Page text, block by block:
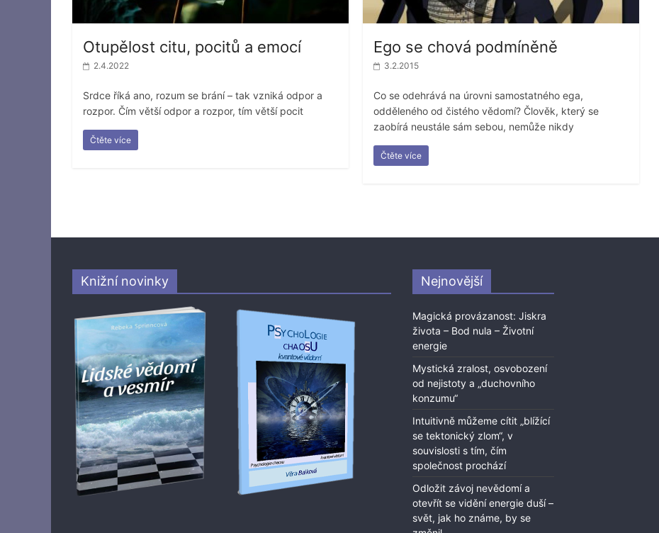
Otupělost citu, pocitů a emocí
2.4.2022
Srdce říká ano, rozum se brání – tak vzniká odpor a
rozpor. Čím větší odpor a rozpor, tím větší pocit
Čtěte více
Ego se chová podmíněně
3.2.2015
Co se odehrává na úrovni samostatného ega,
odděleného od čistého vědomí? Člověk, který se
zaobírá neustále sám sebou, nemůže nikdy
Čtěte více
Knižní novinky Nejnovější
Magická provázanost: Jiskra
života – Bod nula – Životní
energie
Mystická zralost, osvobození
od nejistoty a „duchovního
konzumu“
Intuitivně můžeme cítit „blížící
se tektonický zlom“, v
souvislosti s tím, čím
společnost prochází
Odložit závoj nevědomí a
otevřít se vidění energie duší –
svět, jak ho známe, by se